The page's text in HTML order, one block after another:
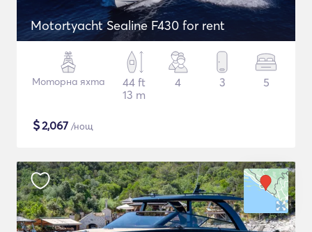
Motortyacht Sealine F430 for rent
Моторна яхта
44 ft
13 m
4 3 5
$2,067 /нощ